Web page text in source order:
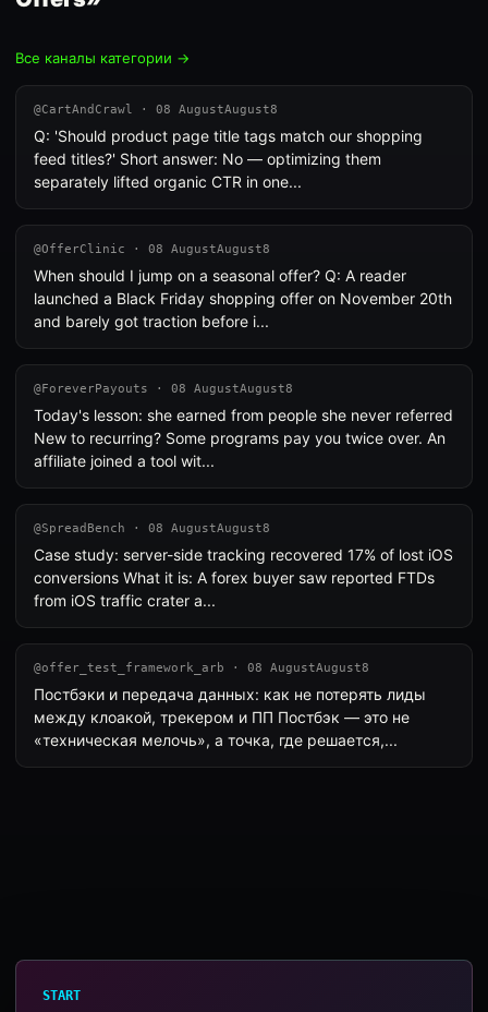
Все каналы категории →
@CartAndCrawl · 08 AugustAugust8
Q: 'Should product page title tags match our shopping
feed titles?' Short answer: No — optimizing them
separately lifted organic CTR in one...
@OfferClinic · 08 AugustAugust8
When should I jump on a seasonal offer? Q: A reader
launched a Black Friday shopping offer on November 20th
and barely got traction before i...
@ForeverPayouts · 08 AugustAugust8
Today's lesson: she earned from people she never referred
New to recurring? Some programs pay you twice over. An
affiliate joined a tool wit...
@SpreadBench · 08 AugustAugust8
Case study: server-side tracking recovered 17% of lost iOS
conversions What it is: A forex buyer saw reported FTDs
from iOS traffic crater a...
@offer_test_framework_arb · 08 AugustAugust8
Постбэки и передача данных: как не потерять лиды
между клоакой, трекером и ПП Постбэк — это не
«техническая мелочь», а точка, где решается,...
START